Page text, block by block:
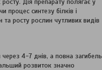
Дія препарату полягає у
процес синтезу білків і
росту рослин чутливих видів
через 4-7 днів, а повна загибель
розвиток значно